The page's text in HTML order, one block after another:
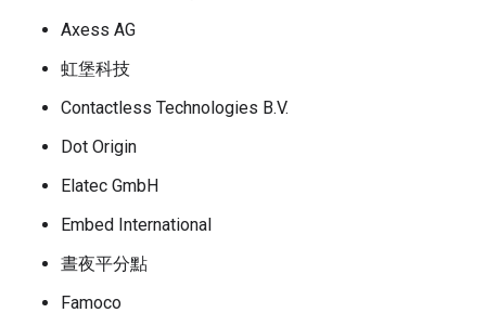
Axess AG
虹堡科技
Contactless Technologies B.V.
Dot Origin
Elatec GmbH
Embed International
晝夜平分點
Famoco